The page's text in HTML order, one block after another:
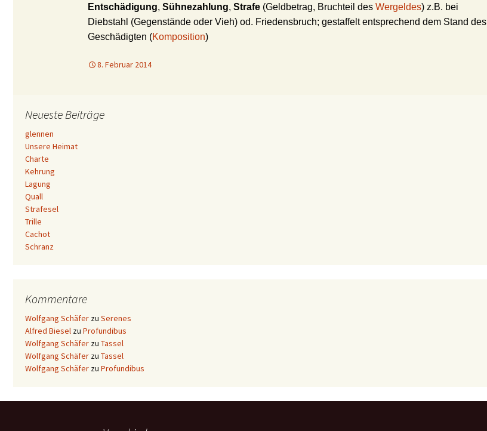
Entschädigung, Sühnezahlung, Strafe (Geldbetrag, Bruchteil des Wergeldes) z.B. bei
Diebstahl (Gegenstände oder Vieh) od. Friedensbruch; gestaffelt entsprechend dem Stand des
Geschädigten (Komposition)
8. Februar 2014
Neueste Beiträge
glennen
Unsere Heimat
Charte
Kehrung
Lagung
Quall
Strafesel
Trille
Cachot
Schranz
Kommentare
Wolfgang Schäfer zu Serenes
Alfred Biesel zu Profundibus
Wolfgang Schäfer zu Tassel
Wolfgang Schäfer zu Tassel
Wolfgang Schäfer zu Profundibus